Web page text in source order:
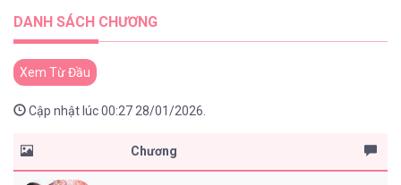
DANH SÁCH CHƯƠNG
Xem Từ Đầu
Cập nhật lúc 00:27 28/01/2026.
Chương